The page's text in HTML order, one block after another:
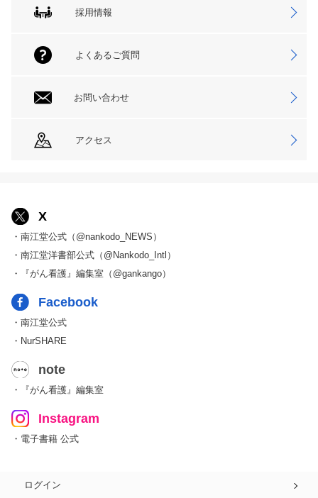
採用情報
よくあるご質問
お問い合わせ
アクセス
X
・南江堂公式（@nankodo_NEWS）
・南江堂洋書部公式（@Nankodo_Intl）
・『がん看護』編集室（@gankango）
Facebook
・南江堂公式
・NurSHARE
note
・『がん看護』編集室
Instagram
・電子書籍 公式
ログイン